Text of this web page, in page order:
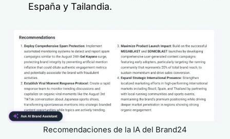
España y Tailandia.
Recomendaciones de la IA del Brand24